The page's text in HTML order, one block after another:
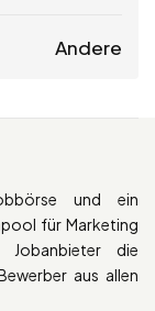
Andere
und ein
für Marketing
Jobanbieter die
aus allen